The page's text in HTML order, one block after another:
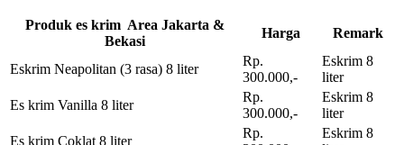
Produk es krim Area Jakarta &
Bekasi
Harga Remark
Eskrim Neapolitan (3 rasa) 8 liter
Rp.
300.000,-
Eskrim 8
liter
Es krim Vanilla 8 liter
Rp.
300.000,-
Eskrim 8
liter
Es krim Coklat 8 liter
Rp.
Eskrim 8